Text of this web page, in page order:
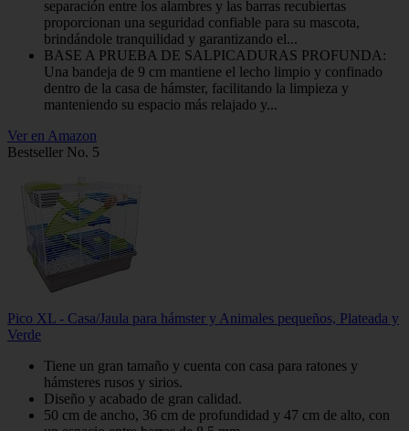
separación entre los alambres y las barras recubiertas
proporcionan una seguridad confiable para su mascota,
brindándole tranquilidad y garantizando el...
BASE A PRUEBA DE SALPICADURAS PROFUNDA:
Una bandeja de 9 cm mantiene el lecho limpio y confinado
dentro de la casa de hámster, facilitando la limpieza y
manteniendo su espacio más relajado y...
Ver en Amazon
Bestseller No. 5
Pico XL - Casa/Jaula para hámster y Animales pequeños, Plateada y
Verde
Tiene un gran tamaño y cuenta con casa para ratones y
hámsteres rusos y sirios.
Diseño y acabado de gran calidad.
50 cm de ancho, 36 cm de profundidad y 47 cm de alto, con